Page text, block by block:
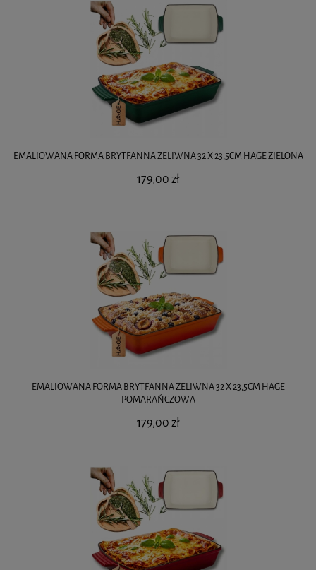
EMALIOWANA FORMA BRYTFANNA ŻELIWNA 32 X 23,5CM HAGE ZIELONA
179,00 zł
EMALIOWANA FORMA BRYTFANNA ŻELIWNA 32 X 23,5CM HAGE
POMARAŃCZOWA
179,00 zł